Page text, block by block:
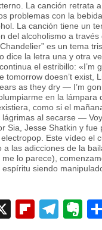
La canción retrata
problemas con la
La canción tiene un
del alcoholismo a
es un tema
dice la letra una y otra
el estribillo: «I’m
doesn’t exist,
as they dry — I’m
en la
como si el
al secarse —
Sia, Jesse Shatkin y
Este vídeo el
las adicciones de la
me lo parece),
siendo
X